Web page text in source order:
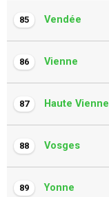
85 Vendée
86 Vienne
87 Haute Vienne
88 Vosges
89 Yonne